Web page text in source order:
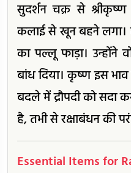
सुदर्शन चक्र से
कलाई से खून बहने लगा।
का पल्लू फाड़ा।
बांध दिया। कृष्ण इस
बदले में द्रौपदी को सदा
है, तभी से रक्षाबंधन की
Essential Items for